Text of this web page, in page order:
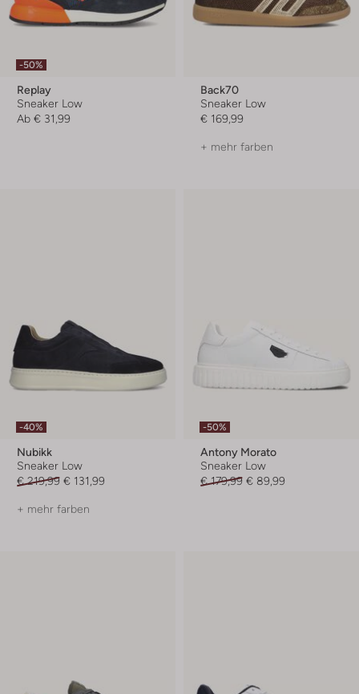
-50%
Replay
Sneaker Low
Ab € 31,99
Back70
Sneaker Low
€ 169,99
+ mehr farben
-40%
Nubikk
Sneaker Low
€ 219,99 € 131,99
+ mehr farben
-50%
Antony Morato
Sneaker Low
€ 179,99 € 89,99